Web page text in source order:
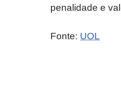
penalidade e
Fonte: UOL